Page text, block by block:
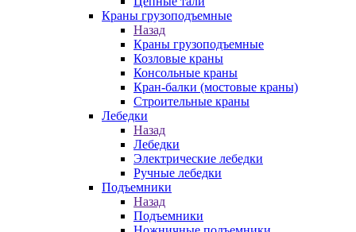
Краны грузоподъемные
Назад
Краны грузоподъемные
Козловые краны
Консольные краны
Кран-балки (мостовые краны)
Строительные краны
Лебедки
Назад
Лебедки
Электрические лебедки
Ручные лебедки
Подъемники
Назад
Подъемники